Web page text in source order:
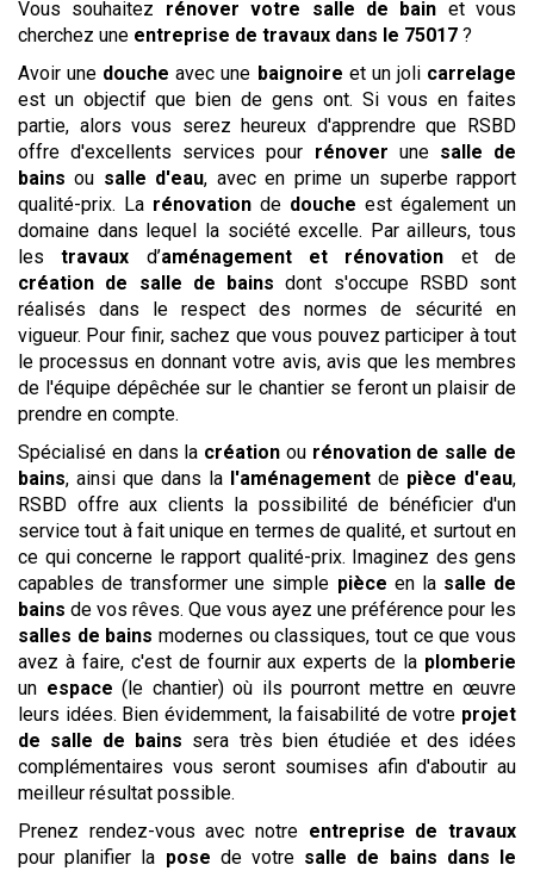
Vous souhaitez rénover votre salle de bain et vous
cherchez une entreprise de travaux dans le 75017 ?
Avoir une douche avec une baignoire et un joli carrelage
est un objectif que bien de gens ont. Si vous en faites
partie, alors vous serez heureux d'apprendre que RSBD
offre d'excellents services pour rénover une salle de
bains ou salle d'eau, avec en prime un superbe rapport
qualité-prix. La rénovation de douche est également un
domaine dans lequel la société excelle. Par ailleurs, tous
lestravaux d’aménagement et rénovation et de
création de salle de bains dont s'occupe RSBD sont
réalisés dans le respect des normes de sécurité en
vigueur. Pour finir, sachez que vous pouvez participer à tout
le processus en donnant votre avis, avis que les membres
de l'équipe dépêchée sur le chantier se feront un plaisir de
prendre en compte.
Spécialisé en dans la création ou rénovation de salle de
bains, ainsi que dans la l'aménagement de pièce d'eau,
RSBD offre aux clients la possibilité de bénéficier d'un
service tout à fait unique en termes de qualité, et surtout en
ce qui concerne le rapport qualité-prix. Imaginez des gens
capables de transformer une simple pièce en la salle de
bains de vos rêves. Que vous ayez une préférence pour les
salles de bains modernes ou classiques, tout ce que vous
avez à faire, c'est de fournir aux experts de la plomberie
un espace (le chantier) où ils pourront mettre en œuvre
leurs idées. Bien évidemment, la faisabilité de votre projet
de salle de bains sera très bien étudiée et des idées
complémentaires vous seront soumises afin d'aboutir au
meilleur résultat possible.
Prenez rendez-vous avec notre entreprise de travaux
pour planifier la pose de votre salle de bains dans le